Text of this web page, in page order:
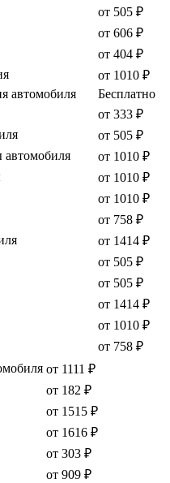
от 505 ₽
от 606 ₽
от 404 ₽
от 1010 ₽
автомобиля
Бесплатно
от 333 ₽
от 505 ₽
автомобиля
от 1010 ₽
от 1010 ₽
от 1010 ₽
от 758 ₽
от 1414 ₽
от 505 ₽
от 505 ₽
от 1414 ₽
от 1010 ₽
от 758 ₽
от 1111 ₽
от 182 ₽
от 1515 ₽
от 1616 ₽
от 303 ₽
от 909 ₽